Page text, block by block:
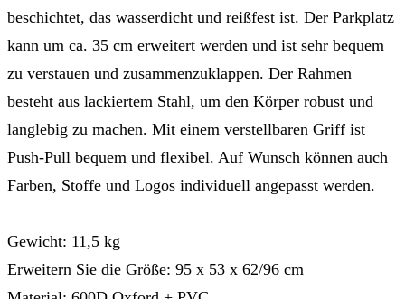
beschichtet, das wasserdicht und reißfest ist. Der Parkplatz
kann um ca. 35 cm erweitert werden und ist sehr bequem
zu verstauen und zusammenzuklappen. Der Rahmen
besteht aus lackiertem Stahl, um den Körper robust und
langlebig zu machen. Mit einem verstellbaren Griff ist
Push-Pull bequem und flexibel. Auf Wunsch können auch
Farben, Stoffe und Logos individuell angepasst werden.
Gewicht: 11,5 kg
Erweitern Sie die Größe: 95 x 53 x 62/96 cm